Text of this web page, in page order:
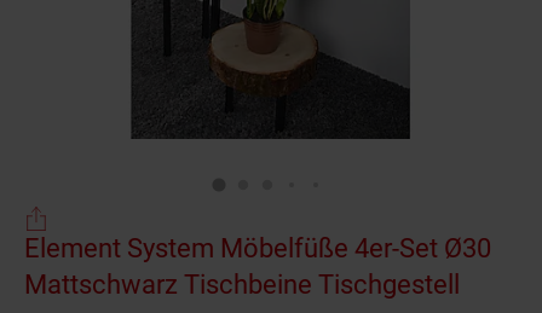
Element System Möbelfüße 4er-Set Ø30
Mattschwarz Tischbeine Tischgestell